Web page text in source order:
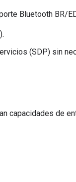
Bluetooth BR/
(SDP) sin
capacidades de